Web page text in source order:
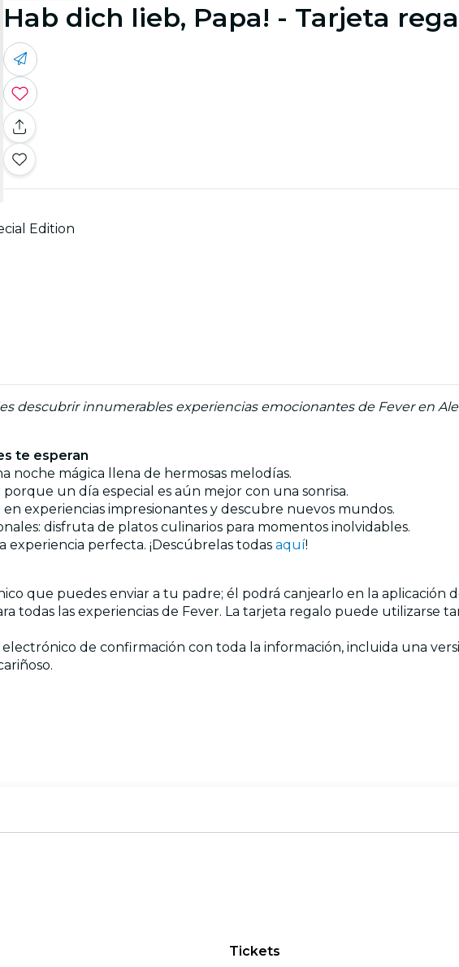
Hab dich lieb, Papa! - Tarjeta
Edition
descubrir innumerables experiencias emocionantes de Fever en
te esperan
noche mágica llena de hermosas melodías.
un día especial es aún mejor con una sonrisa.
experiencias impresionantes y descubre nuevos mundos.
disfruta de platos culinarios para momentos inolvidables.
experiencia perfecta. ¡Descúbrelas todas aquí!
que puedes enviar a tu padre; él podrá canjearlo en la aplicación
todas las experiencias de Fever. La tarjeta regalo puede utilizarse
electrónico de confirmación con toda la información, incluida una
Tickets